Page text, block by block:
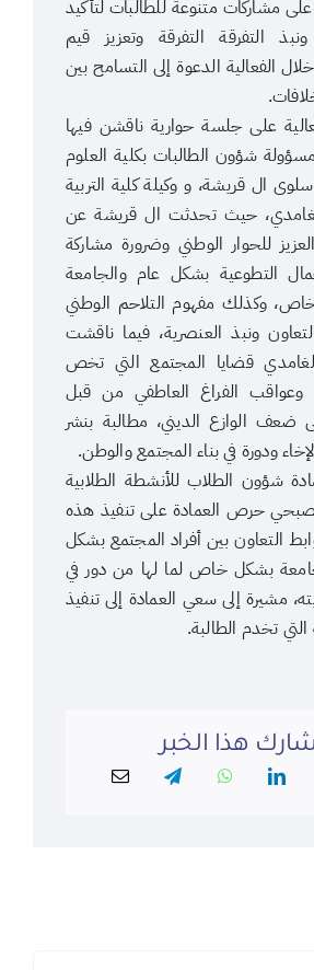
مشاركات متنوعة للطالبات لتأكيد
التفرقة التفرقة وتعزيز قيم
الفعالية الدعوة إلى التسامح بين
على جلسة حوارية ناقشن فيها
شؤون الطالبات بكلية العلوم
سلوى ال قريشة، و وكيلة كلية التربية
حيث تحدثت ال قريشة عن
للحوار الوطني وضرورة مشاركة
التطوعية بشكل عام والجامعة
وكذلك مفهوم التلاحم الوطني
ونبذ العنصرية، فيما ناقشت
قضايا المجتمع التي تخص
وعواقب الفراغ العاطفي من قبل
ضعف الوازع الديني، مطالبة بنشر
ودورة في بناء المجتمع والوطن.
شؤون الطلاب للأنشطة الطلابية
حرص العمادة على تنفيذ هذه
التعاون بين أفراد المجتمع بشكل
بشكل خاص لما لها من دور في
مشيرة إلى سعي العمادة إلى تنفيذ
تخدم الطالبة.
شارك هذا الخبر